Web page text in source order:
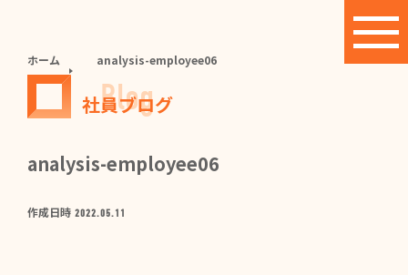
ホーム analysis-employee06
Blog
社員ブログ
analysis-employee06
作成日時 2022.05.11